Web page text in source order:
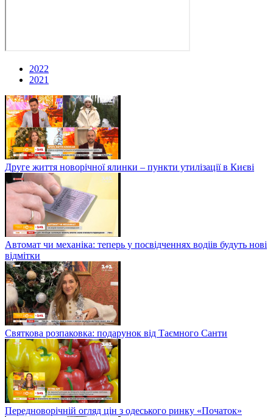
2022
2021
Друге життя новорічної ялинки – пункти утилізації в Києві
Автомат чи механіка: теперь у посвідченнях водіів будуть нові
відмітки
Святкова розпаковка: подарунок від Таємного Санти
Передноворічній огляд цін з одеського ринку «Початок»